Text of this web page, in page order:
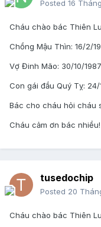
Posted 16
Cháu chào bác Thiên
Chồng Mậu Thìn: 16/2/
Vợ Đinh Mão: 30/10/
Con gái đầu Quý Tỵ:
Bác cho cháu hỏi cháu
Cháu cảm ơn bác nhiều!
tusedochip
Posted 20
Cháu chào bác Thiên